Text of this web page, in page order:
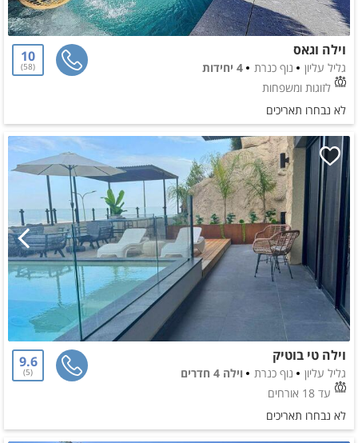
וילה וגאס
גליל עליון נוף כנרת
4 יחידות
לזוגות ומשפחות
10
58
לא נבחרו תאריכים
וילה טי בוטיק
גליל עליון נוף כנרת
וילה 4 חדרים
עד 18 אורחים
9.6
5
לא נבחרו תאריכים